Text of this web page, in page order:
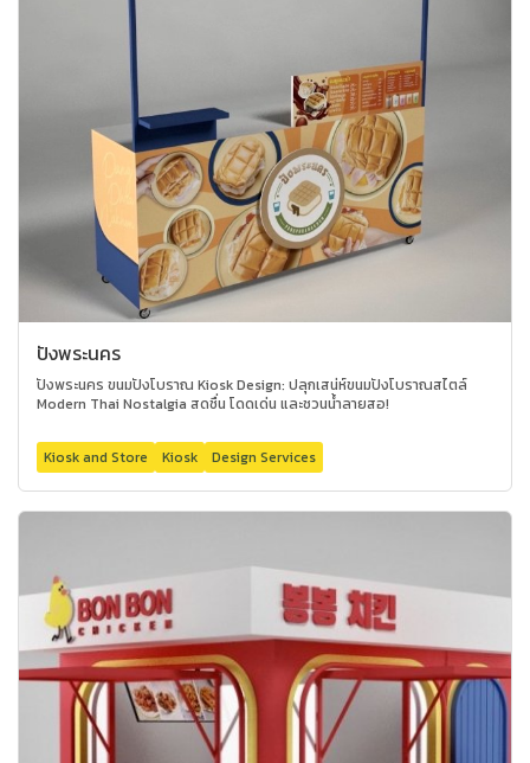
ปังพระนคร
ปังพระนคร ขนมปังโบราณ Kiosk Design: ปลุกเสน่ห์ขนมปังโบราณสไตล์
Modern Thai Nostalgia สดชื่น โดดเด่น และชวนน้ำลายสอ!
Kiosk and Store Kiosk Design Services